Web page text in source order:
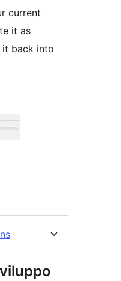
current
it as
it back into